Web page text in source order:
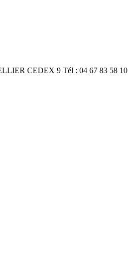
CEDEX 9 Tél : 04 67 83 58 10